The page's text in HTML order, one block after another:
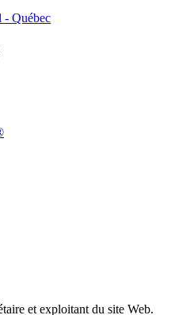
- Québec
et exploitant du site Web.